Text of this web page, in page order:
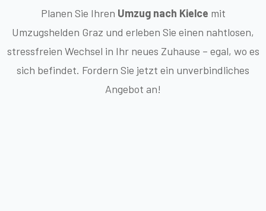
Planen Sie Ihren Umzug nach Kielce mit
Umzugshelden Graz und erleben Sie einen nahtlosen,
stressfreien Wechsel in Ihr neues Zuhause – egal, wo es
sich befindet. Fordern Sie jetzt ein unverbindliches
Angebot an!